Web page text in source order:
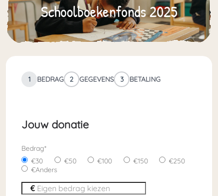
Schoolboekenfonds 2025
1 BEDRAG 2 GEGEVENS 3 BETALING
Jouw donatie
Bedrag*
30
50 100 150
250
Anders